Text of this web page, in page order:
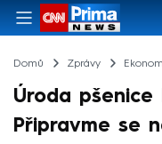
Domů Zprávy
Úroda pšenice
Připravme se